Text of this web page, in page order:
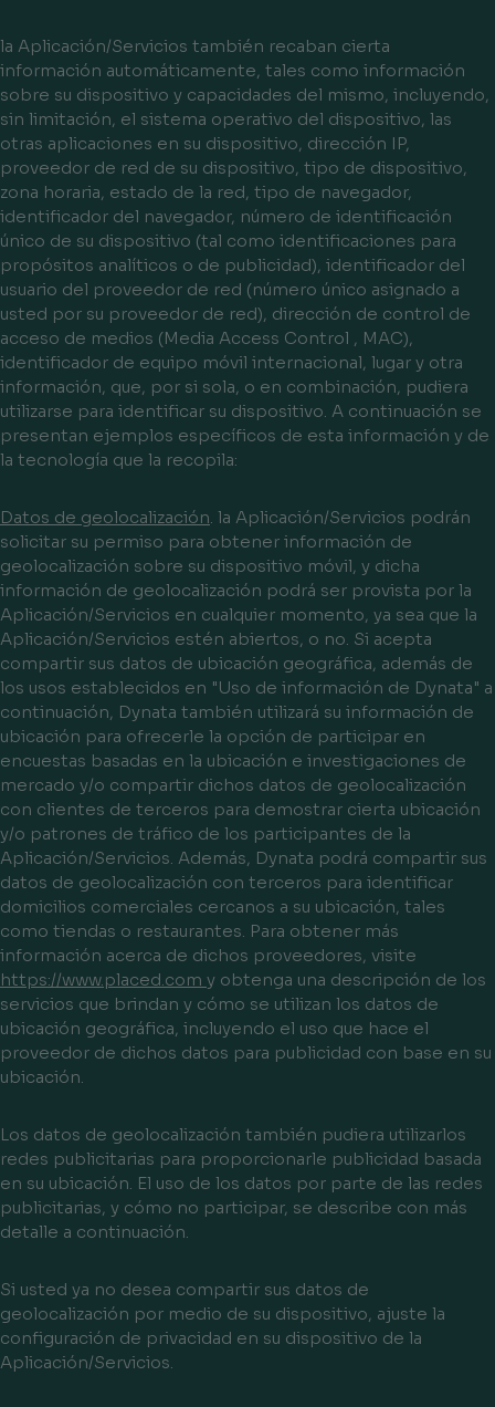
la Aplicación/Servicios también recaban cierta
información automáticamente, tales como información
sobre su dispositivo y capacidades del mismo, incluyendo,
sin limitación, el sistema operativo del dispositivo, las
otras aplicaciones en su dispositivo, dirección IP,
proveedor de red de su dispositivo, tipo de dispositivo,
zona horaria, estado de la red, tipo de navegador,
identificador del navegador, número de identificación
único de su dispositivo (tal como identificaciones para
propósitos analíticos o de publicidad), identificador del
usuario del proveedor de red (número único asignado a
usted por su proveedor de red), dirección de control de
acceso de medios (Media Access Control , MAC),
identificador de equipo móvil internacional, lugar y otra
información, que, por si sola, o en combinación, pudiera
utilizarse para identificar su dispositivo. A continuación se
presentan ejemplos específicos de esta información y de
la tecnología que la recopila:
Datos de geolocalización. la Aplicación/Servicios podrán
solicitar su permiso para obtener información de
geolocalización sobre su dispositivo móvil, y dicha
información de geolocalización podrá ser provista por la
Aplicación/Servicios en cualquier momento, ya sea que la
Aplicación/Servicios estén abiertos, o no. Si acepta
compartir sus datos de ubicación geográfica, además de
los usos establecidos en "Uso de información de Dynata" a
continuación, Dynata también utilizará su información de
ubicación para ofrecerle la opción de participar en
encuestas basadas en la ubicación e investigaciones de
mercado y/o compartir dichos datos de geolocalización
con clientes de terceros para demostrar cierta ubicación
y/o patrones de tráfico de los participantes de la
Aplicación/Servicios. Además, Dynata podrá compartir sus
datos de geolocalización con terceros para identificar
domicilios comerciales cercanos a su ubicación, tales
como tiendas o restaurantes. Para obtener más
información acerca de dichos proveedores, visite
https://www.placed.com y obtenga una descripción de los
servicios que brindan y cómo se utilizan los datos de
ubicación geográfica, incluyendo el uso que hace el
proveedor de dichos datos para publicidad con base en su
ubicación.
Los datos de geolocalización también pudiera utilizarlos
redes publicitarias para proporcionarle publicidad basada
en su ubicación. El uso de los datos por parte de las redes
publicitarias, y cómo no participar, se describe con más
detalle a continuación.
Si usted ya no desea compartir sus datos de
geolocalización por medio de su dispositivo, ajuste la
configuración de privacidad en su dispositivo de la
Aplicación/Servicios.